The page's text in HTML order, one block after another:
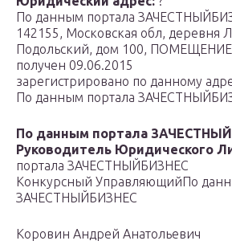
По данным портала
142155, Московская обл, деревня
Подольский, дом 100,
получен 09.06.2015
зарегистрировано по данному
По данным портала
По данным портала
Руководитель Юридического
портала ЗАЧЕСТНЫЙБИЗНЕС
Конкурсный УправляющийПо
ЗАЧЕСТНЫЙБИЗНЕС
Коровин Андрей Анатольевич